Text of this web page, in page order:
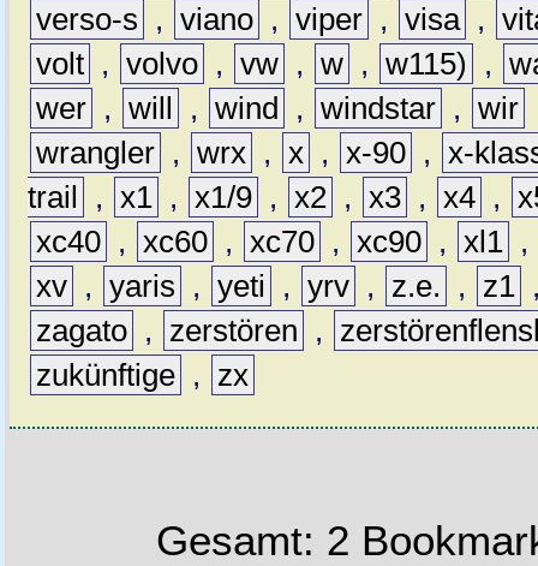
verso-s
, viano , viper , visa ,
volt , volvo , vw , w , w115) ,
wer , will , wind , windstar , wir
wrangler , wrx , x , x-90 , x-
trail
, x1 , x1/9 , x2 , x3 , x4 ,
xc40 , xc60 , xc70 , xc90 , xl1 ,
xv , yaris , yeti , yrv , z.e. , z1
zagato , zerstören ,
zukünftige , zx
Gesamt: 2